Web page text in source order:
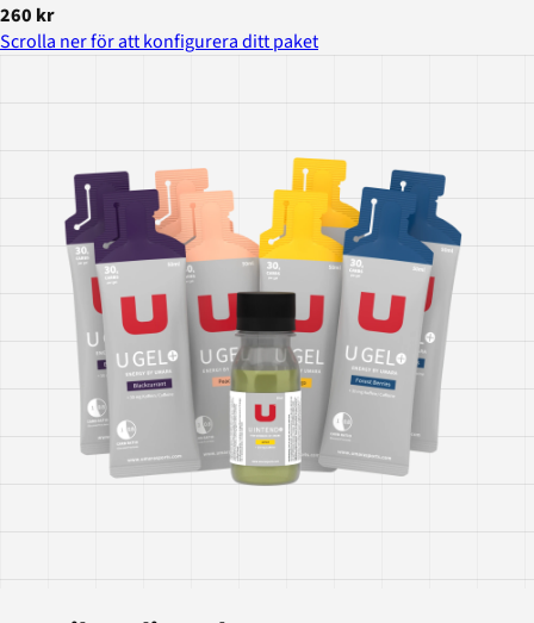
260 kr
Scrolla ner för att konfigurera ditt paket